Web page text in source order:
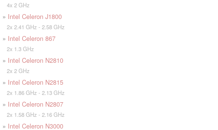
4x 2 GHz
» Intel Celeron J1800
2x 2.41 GHz - 2.58 GHz
» Intel Celeron 867
2x 1.3 GHz
» Intel Celeron N2810
2x 2 GHz
» Intel Celeron N2815
2x 1.86 GHz - 2.13 GHz
» Intel Celeron N2807
2x 1.58 GHz - 2.16 GHz
» Intel Celeron N3000